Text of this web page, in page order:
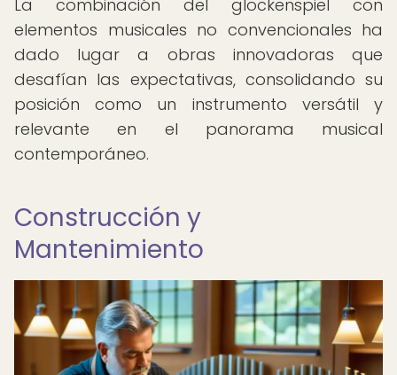
La combinación del glockenspiel con
elementos musicales no convencionales ha
dado lugar a obras innovadoras que
desafían las expectativas, consolidando su
posición como un instrumento versátil y
relevante en el panorama musical
contemporáneo.
Construcción y
Mantenimiento